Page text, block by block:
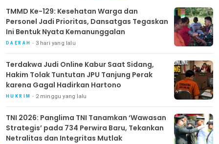
TMMD Ke-129: Kesehatan Warga dan
Personel Jadi Prioritas, Dansatgas Tegaskan
Ini Bentuk Nyata Kemanunggalan
DAERAH 3 hari yang lalu
Terdakwa Judi Online Kabur Saat Sidang,
Hakim Tolak Tuntutan JPU Tanjung Perak
karena Gagal Hadirkan Hartono
HUKRIM 2 minggu yang lalu
TNI 2026: Panglima TNI Tanamkan ‘Wawasan
Strategis’ pada 734 Perwira Baru, Tekankan
Netralitas dan Integritas Mutlak